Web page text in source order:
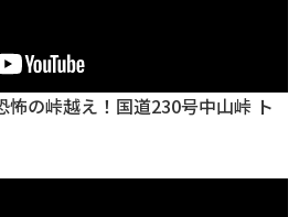
の峠越え！国道230号中山峠 ト